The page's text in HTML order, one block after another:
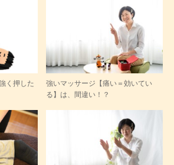
く押した
強いマッサージ【痛い＝効いてい
る】は、間違い！？